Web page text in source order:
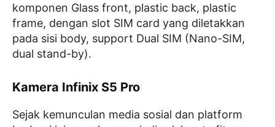
komponen Glass front, plastic back, plastic
frame, dengan slot SIM card yang diletakkan
pada sisi body, support Dual SIM (Nano-SIM,
dual stand-by).
Kamera Infinix S5 Pro
Sejak kemunculan media sosial dan platform